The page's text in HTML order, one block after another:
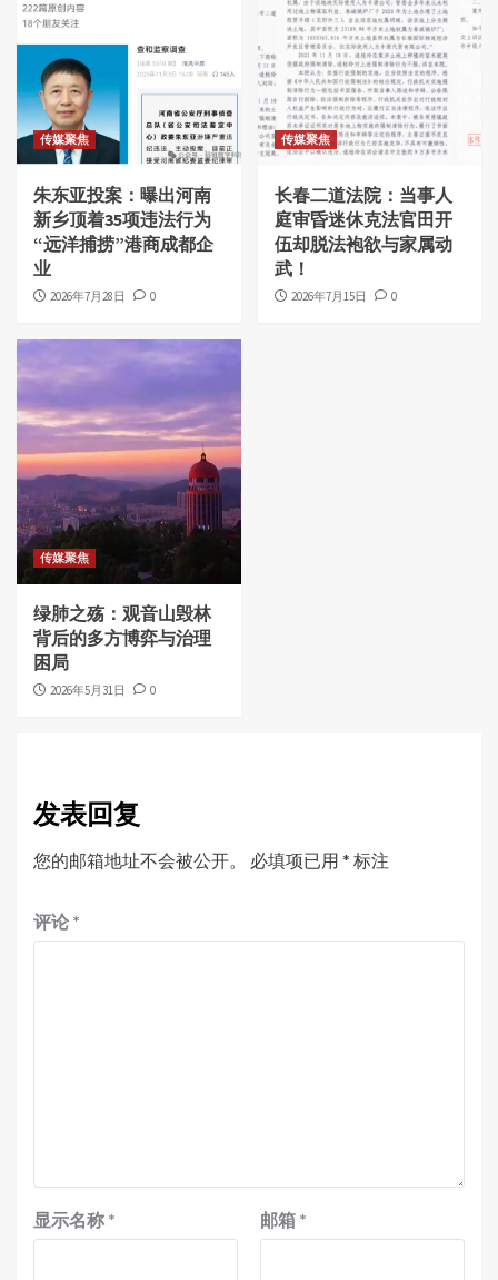
传媒聚焦
朱东亚投案：曝出河南
新乡顶着35项违法行为
“远洋捕捞”港商成都企
业
2026年7月28日 0
传媒聚焦
长春二道法院：当事人
庭审昏迷休克法官田开
伍却脱法袍欲与家属动
武！
2026年7月15日 0
传媒聚焦
绿肺之殇：观音山毁林
背后的多方博弈与治理
困局
2026年5月31日 0
发表回复
您的邮箱地址不会被公开。 必填项已用 * 标注
评论 *
显示名称 * 邮箱 *